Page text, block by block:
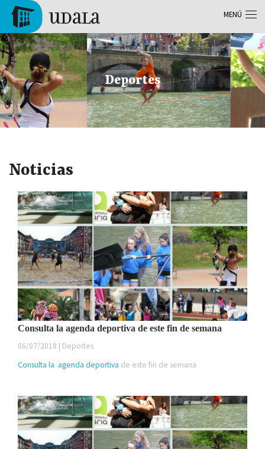
Pasar al contenido principal
Tolosa
Deportes
Noticias
Consulta la agenda deportiva de este fin de semana
06/07/2018 | Deportes
Consulta la agenda deportiva de este fin de semana
MENÚ